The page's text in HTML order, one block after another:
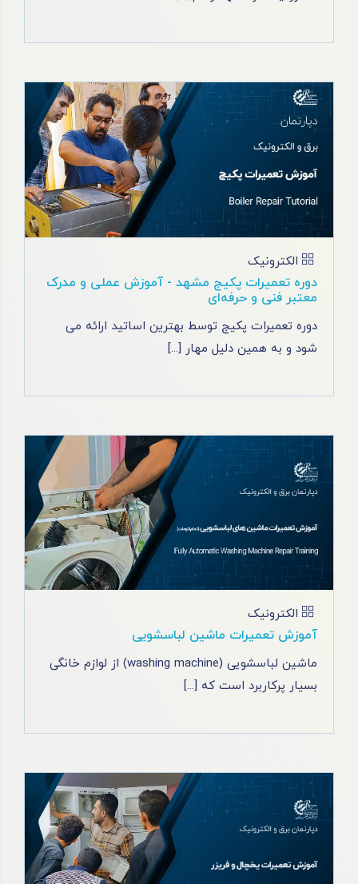
الکترونیک
دوره تعمیرات پکیج مشهد - آموزش عملی و مدرک
معتبر فنی و حرفه‌ای
دوره تعمیرات پکیج توسط بهترین اساتید ارائه می‌
شود و به همین دلیل مهار [...]
الکترونیک
آموزش تعمیرات ماشین لباسشویی
ماشین لباسشویی (washing machine) از لوازم خانگی
بسیار پرکاربرد است که [...]